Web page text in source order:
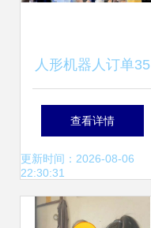
人形机器人订单35
亿交付不足千台 家
政服务市场的尴尬
生意与买单困境
查看详情
更新时间：2026-08-06
22:30:31